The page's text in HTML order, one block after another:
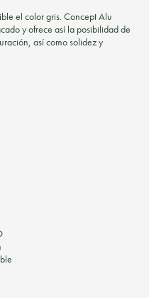
el color gris. Concept Alu
y ofrece así la posibilidad de
así como solidez y